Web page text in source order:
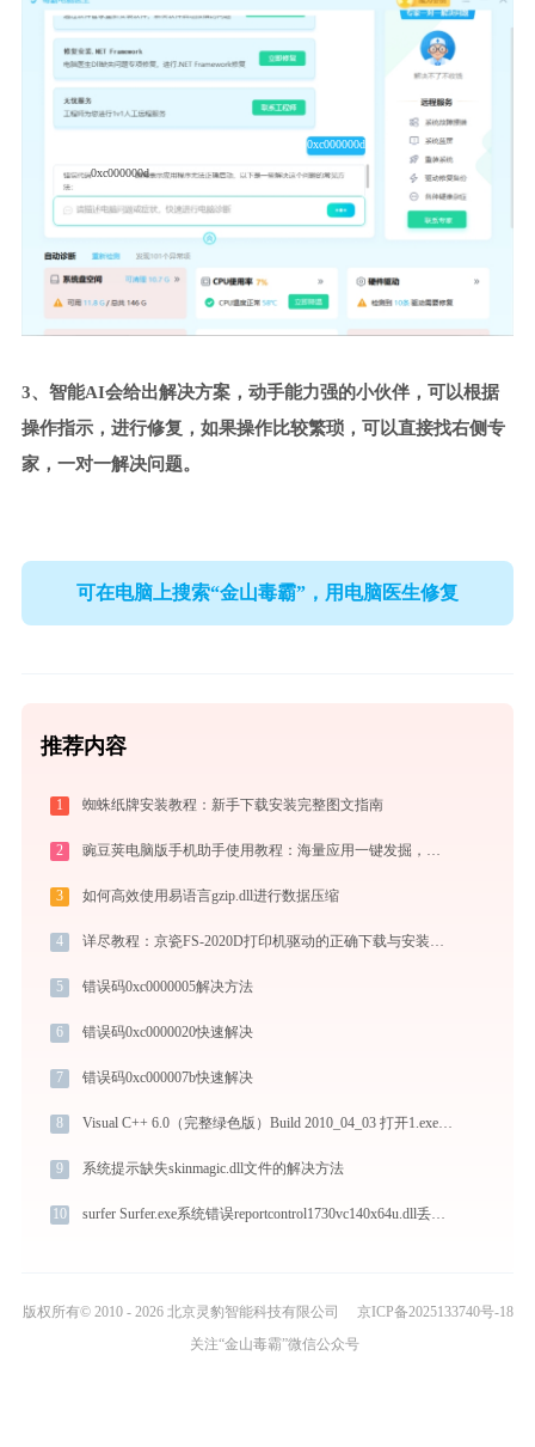
0xc000000d
0xc000000d
3、智能AI会给出解决方案，动手能力强的小伙伴，可以根据
操作指示，进行修复，如果操作比较繁琐，可以直接找右侧专
家，一对一解决问题。
可在电脑上搜索“金山毒霸”，用电脑医生修复
推荐内容
1 蜘蛛纸牌安装教程：新手下载安装完整图文指南
2 豌豆荚电脑版手机助手使用教程：海量应用一键发掘，电脑轻松管理安卓手机
3 如何高效使用易语言gzip.dll进行数据压缩
4 详尽教程：京瓷FS-2020D打印机驱动的正确下载与安装方式
5 错误码0xc0000005解决方法
6 错误码0xc0000020快速解决
7 错误码0xc000007b快速解决
8 Visual C++ 6.0（完整绿色版）Build 2010_04_03 打开1.exe找不到d3dx81ab.dll怎么办
9 系统提示缺失skinmagic.dll文件的解决方法
10 surfer Surfer.exe系统错误reportcontrol1730vc140x64u.dll丢失如何解决
版权所有© 2010 - 2026 北京灵豹智能科技有限公司
京ICP备2025133740号-18
关注“金山毒霸”微信公众号